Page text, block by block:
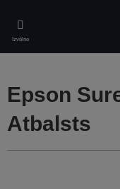
main
content
Izvēlne
Epson
Atbalsts